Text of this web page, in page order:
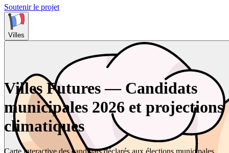
Soutenir le projet
Villes
Villes Futures — Candidats
municipales 2026 et projections
climatiques
Carte interactive des candidats déclarés aux élections municipales